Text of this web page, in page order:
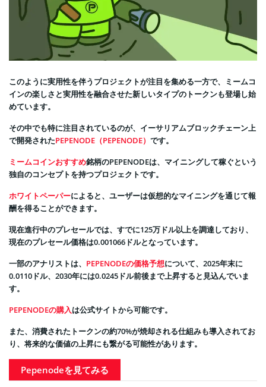
このように実用性を伴うプロジェクトが注目を集める一方で、ミームコ
インの楽しさと実用性を融合させた新しいタイプのトークンも登場し始
めています。
その中でも特に注目されているのが、イーサリアムブロックチェーン上
で開発されたPEPENODE（PEPENODE） です。
ミームコインおすすめ銘柄のPEPENODEは、マイニングして稼ぐという
独自のコンセプトを持つプロジェクトです。
ホワイトペーパーによると、ユーザーは仮想的なマイニングを通じて報
酬を得ることができます。
現在進行中のプレセールでは、すでに125万ドル以上を調達しており、
現在のプレセール価格は0.001066ドルとなっています。
一部のアナリストは、 PEPENODEの価格予想について、2025年末に
0.0110ドル、2030年には0.0245ドル前後まで上昇すると見込んでいま
す。
PEPENODEの購入は公式サイトから可能です。
また、消費されたトークンの約70%が焼却される仕組みも導入されてお
り、将来的な価値の上昇にも繋がる可能性があります。
Pepenodeを見てみる